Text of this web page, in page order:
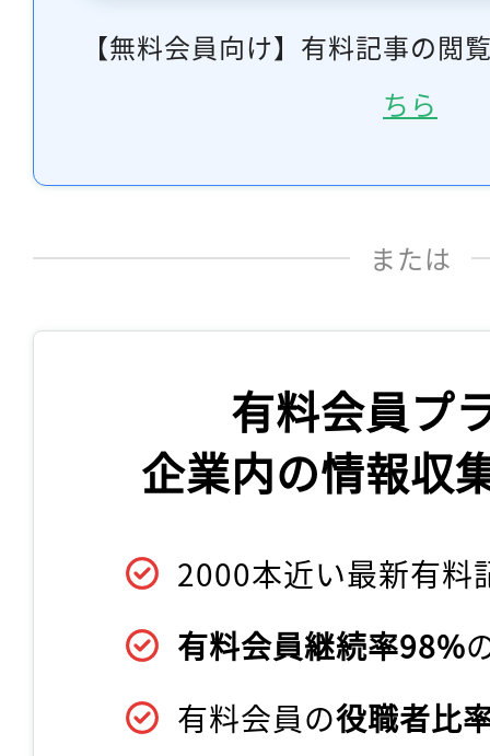
【無料会員向け】有料記事の閲
ちら
または
有料会員プ
企業内の情報収
2000本近い最新有料
有料会員継続率98%
有料会員の役職者比